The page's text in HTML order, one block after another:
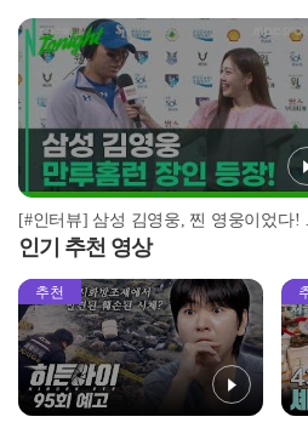
[#인터뷰]
인기 추천 영상
추천